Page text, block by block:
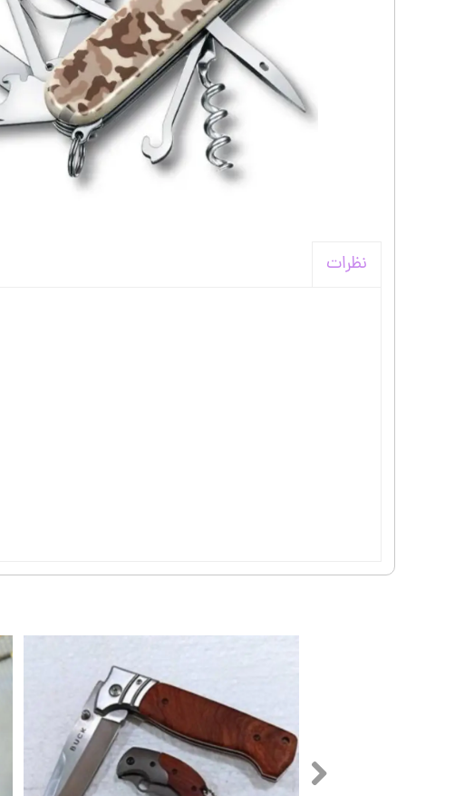
کیف و اکسسوری استنلی
نظرات